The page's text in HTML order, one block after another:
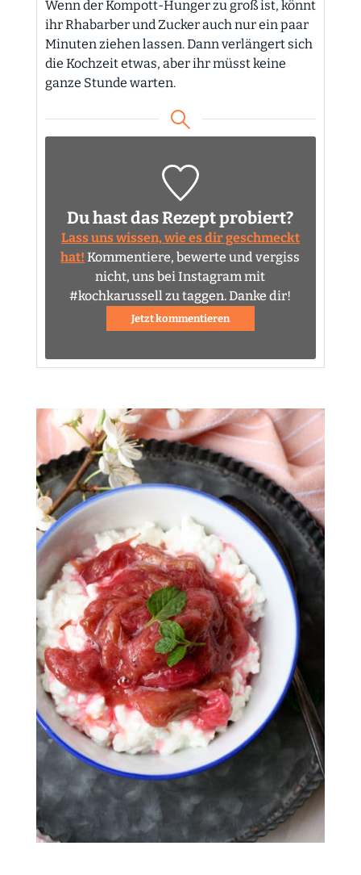
Wenn der Kompott-Hunger zu groß ist, könnt
ihr Rhabarber und Zucker auch nur ein paar
Minuten ziehen lassen. Dann verlängert sich
die Kochzeit etwas, aber ihr müsst keine
ganze Stunde warten.
Du hast das Rezept probiert?
Lass uns wissen, wie es dir geschmeckt
hat! Kommentiere, bewerte und vergiss
nicht, uns bei Instagram mit
#kochkarussell zu taggen. Danke dir!
Jetzt kommentieren